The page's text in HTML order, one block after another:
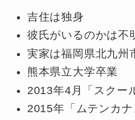
吉住は独身
彼氏がいるのかは不
実家は福岡県北九州
熊本県立大学卒業
2013年4月「スクー
2015年「ムテンカ